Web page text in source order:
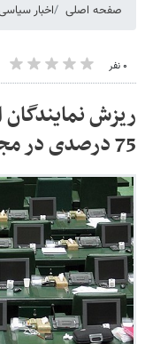
صفحه اصلی اخبار
۰ نفر
ریزش
75 درصدی در مجالس ششم، هفتم و دهم